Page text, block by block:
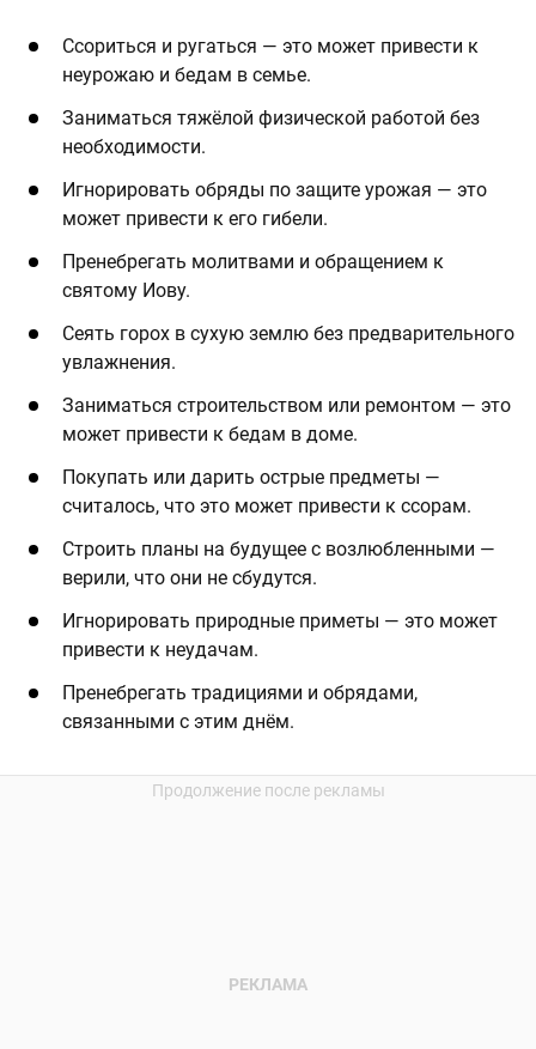
Ссориться и ругаться — это может привести к
неурожаю и бедам в семье.
Заниматься тяжёлой физической работой без
необходимости.
Игнорировать обряды по защите урожая — это
может привести к его гибели.
Пренебрегать молитвами и обращением к
святому Иову.
Сеять горох в сухую землю без предварительного
увлажнения.
Заниматься строительством или ремонтом — это
может привести к бедам в доме.
Покупать или дарить острые предметы —
считалось, что это может привести к ссорам.
Строить планы на будущее с возлюбленными —
верили, что они не сбудутся.
Игнорировать природные приметы — это может
привести к неудачам.
Пренебрегать традициями и обрядами,
связанными с этим днём.